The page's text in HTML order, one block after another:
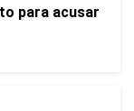
para acusar